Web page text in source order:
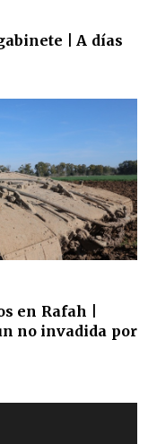
| A días
en Rafah |
no invadida por